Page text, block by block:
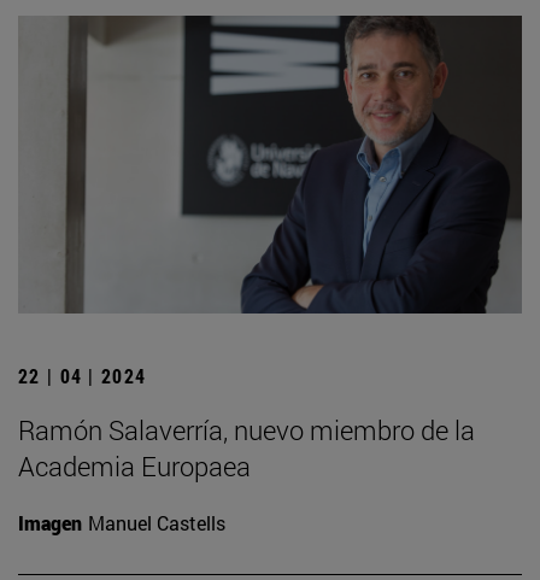
22 | 04 | 2024
Ramón Salaverría, nuevo miembro de la
Academia Europaea
Imagen Manuel Castells